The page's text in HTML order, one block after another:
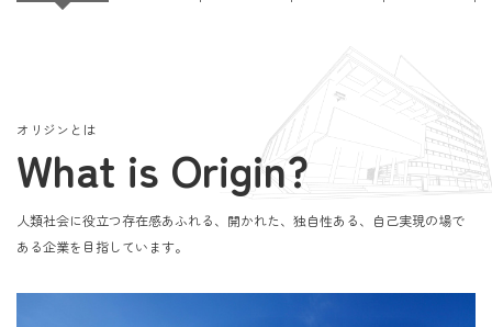
オリジンとは
What is Origin?
人類社会に役立つ存在感あふれる、開かれた、独自性ある、自己実現の場で
ある企業を目指しています。